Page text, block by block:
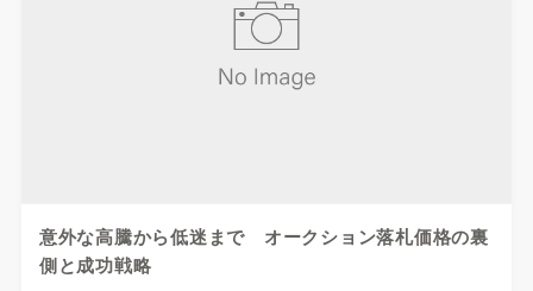
意外な高騰から低迷まで オークション落札価格の裏
側と成功戦略